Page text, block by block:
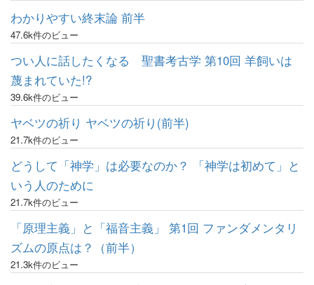
わかりやすい終末論 前半
47.6k件のビュー
つい人に話したくなる 聖書考古学 第10回 羊飼いは
蔑まれていた!?
39.6k件のビュー
ヤベツの祈り ヤベツの祈り(前半)
21.7k件のビュー
どうして「神学」は必要なのか？ 「神学は初めて」と
いう人のために
21.7k件のビュー
「原理主義」と「福音主義」 第1回 ファンダメンタリ
ズムの原点は？（前半）
21.3k件のビュー